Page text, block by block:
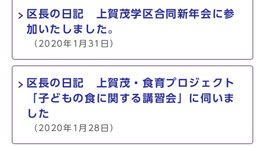
区長の日記 上賀茂学区合同新年会に参
加いたしました。
（2020年1月31日）
区長の日記 上賀茂・食育プロジェクト
「子どもの食に関する講習会」に伺いま
した
（2020年1月28日）